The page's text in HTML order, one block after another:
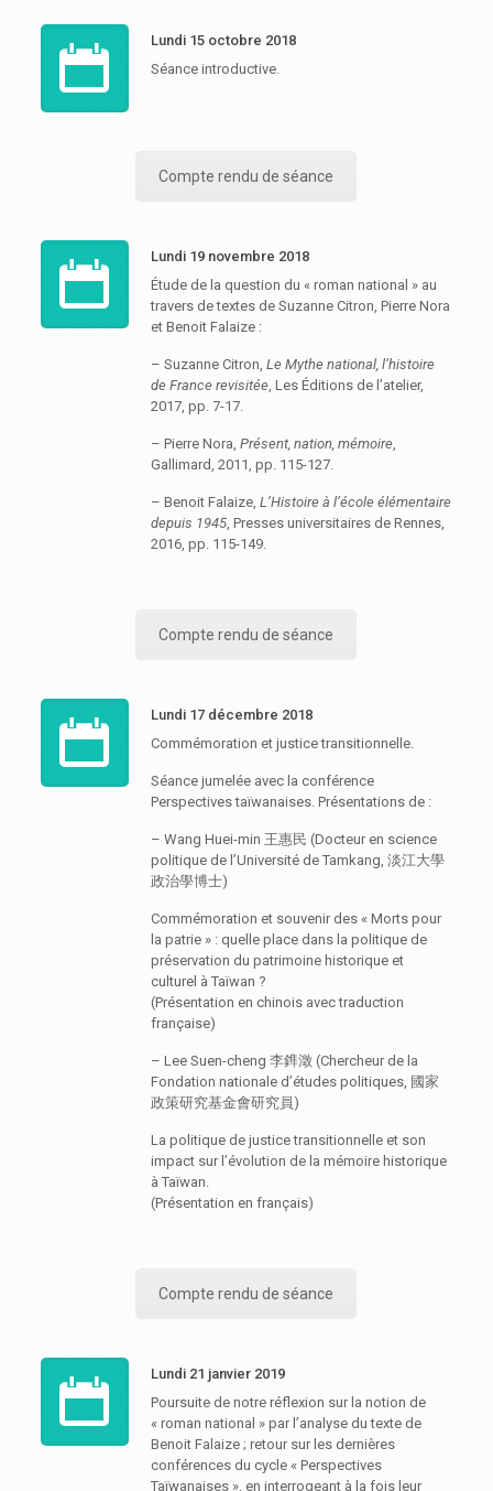
Lundi 15 octobre 2018
Séance introductive.
Compte rendu de séance
Lundi 19 novembre 2018
Étude de la question du « roman national » au
travers de textes de Suzanne Citron, Pierre Nora
et Benoit Falaize :
– Suzanne Citron, Le Mythe national, l’histoire
de France revisitée, Les Éditions de l’atelier,
2017, pp. 7-17.
– Pierre Nora, Présent, nation, mémoire,
Gallimard, 2011, pp. 115-127.
– Benoit Falaize, L’Histoire à l’école élémentaire
depuis 1945, Presses universitaires de Rennes,
2016, pp. 115-149.
Compte rendu de séance
Lundi 17 décembre 2018
Commémoration et justice transitionnelle.
Séance jumelée avec la conférence
Perspectives taïwanaises. Présentations de :
– Wang Huei-min 王惠民 (Docteur en science
politique de l’Université de Tamkang, 淡江大學
政治學博士)
Commémoration et souvenir des « Morts pour
la patrie » : quelle place dans la politique de
préservation du patrimoine historique et
culturel à Taïwan ?
(Présentation en chinois avec traduction
française)
– Lee Suen-cheng 李鎨澂 (Chercheur de la
Fondation nationale d’études politiques, 國家
政策研究基金會研究員)
La politique de justice transitionnelle et son
impact sur l’évolution de la mémoire historique
à Taïwan.
(Présentation en français)
Compte rendu de séance
Lundi 21 janvier 2019
Poursuite de notre réflexion sur la notion de
« roman national » par l’analyse du texte de
Benoit Falaize ; retour sur les dernières
conférences du cycle « Perspectives
Taïwanaises », en interrogeant à la fois leur